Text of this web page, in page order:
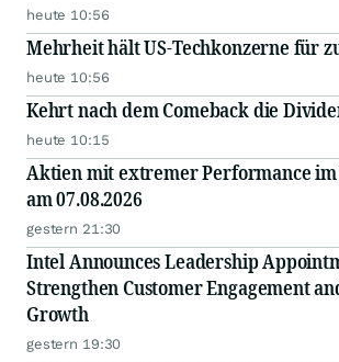
heute 10:56
Mehrheit hält US-Techkonzerne für
heute 10:56
Kehrt nach dem Comeback die
heute 10:15
Aktien mit extremer Performance im
am 07.08.2026
gestern 21:30
Intel Announces Leadership
Strengthen Customer Engagement
Growth
gestern 19:30